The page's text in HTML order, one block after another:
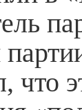
что